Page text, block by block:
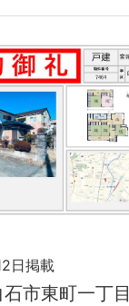
日掲載
市東町一丁目